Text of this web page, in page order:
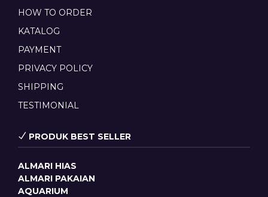
HOW TO ORDER
KATALOG
PAYMENT
PRIVACY POLICY
SHIPPING
TESTIMONIAL
PRODUK BEST SELLER
ALMARI HIAS
ALMARI PAKAIAN
AQUARIUM